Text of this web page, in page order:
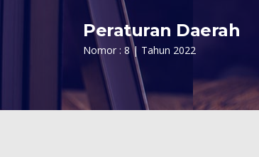
Peraturan Daerah
Nomor : 8 | Tahun 2022